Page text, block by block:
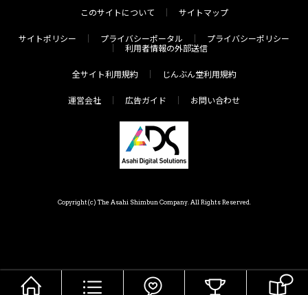
このサイトについて サイトマップ
サイトポリシー プライバシーポータル
プライバシーポリシー
利用者情報の外部送信
全サイト利用規約 じんぶん堂利用規約
運営会社 広告ガイド お問い合わせ
Copyright(c) The Asahi Shimbun Company. All Rights Reserved.